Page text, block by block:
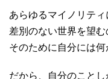
あらゆるマイノリティ
差別のない世界を望む
そのために自分には何
だから、自分のこと